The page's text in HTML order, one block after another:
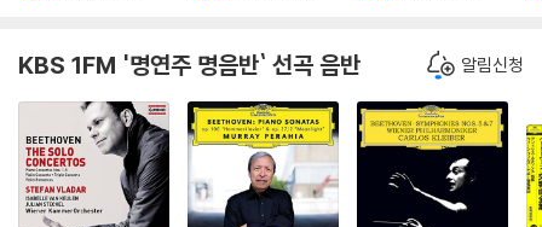
KBS 1FM '명연주 명음반` 선곡 음반 알림신청